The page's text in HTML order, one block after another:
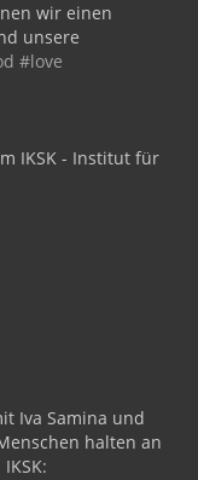
wir einen
unsere
#love
IKSK - Institut für
Iva Samina und
halten an